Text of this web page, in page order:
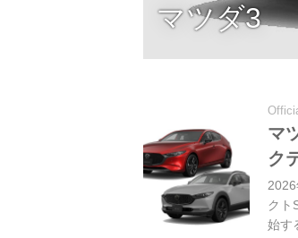
マツダ3
マ
ク
クト
始す